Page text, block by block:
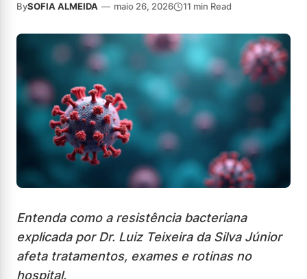
BySOFIA ALMEIDA — maio 26, 2026 11 min Read
Entenda como a resistência bacteriana
explicada por Dr. Luiz Teixeira da Silva Júnior
afeta tratamentos, exames e rotinas no
hospital.